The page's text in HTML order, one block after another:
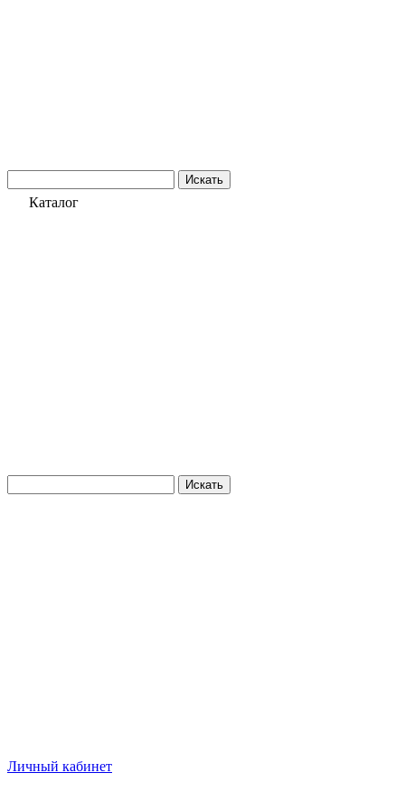
Искать
Каталог
Искать
Личный кабинет